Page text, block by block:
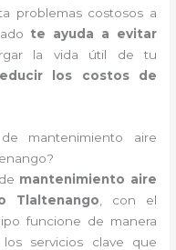
problemas costosos a
te ayuda a evitar
la vida útil de tu
los costos de
mantenimiento aire
mantenimiento aire
Tlaltenango , con el
funcione de manera
servicios clave que